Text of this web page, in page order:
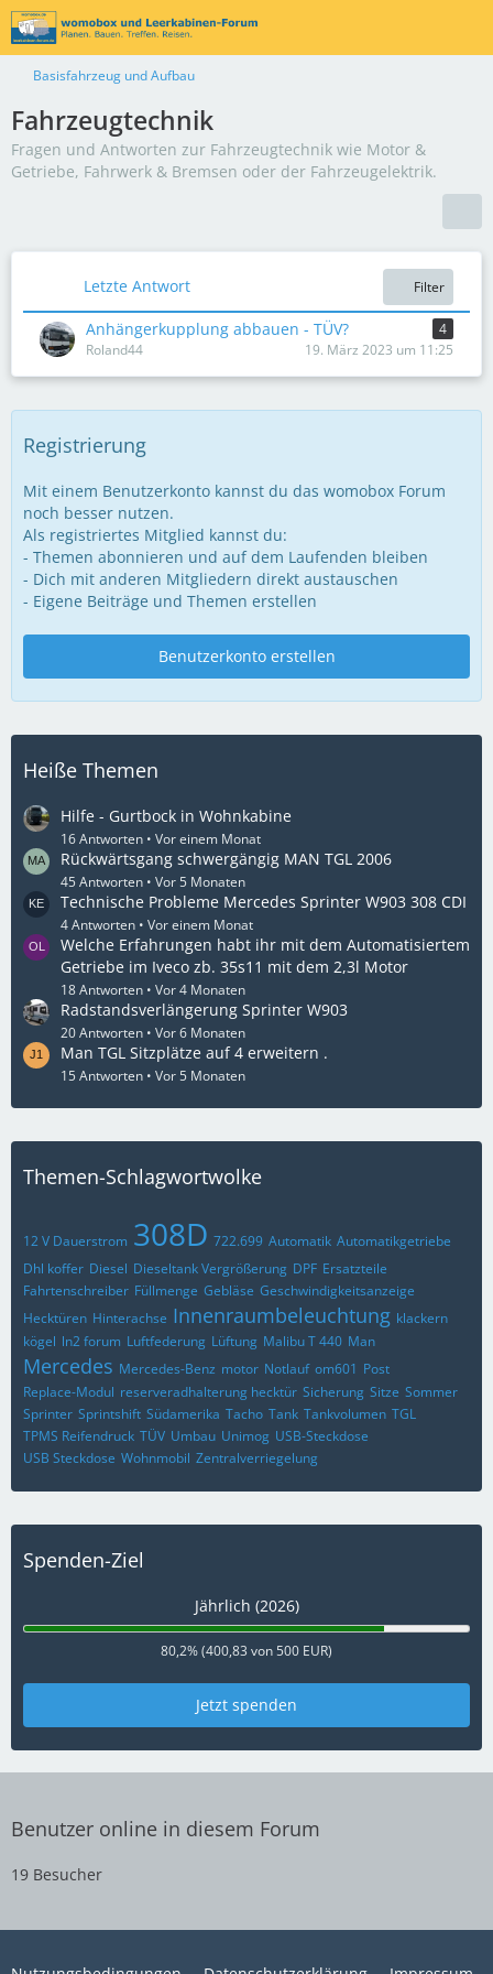
Basisfahrzeug und Aufbau
Fahrzeugtechnik
Fragen und Antworten zur Fahrzeugtechnik wie Motor &
Getriebe, Fahrwerk & Bremsen oder der Fahrzeugelektrik.
Letzte Antwort Filter
Anhängerkupplung abbauen - TÜV?
4
Roland44
19. März 2023 um 11:25
Registrierung
Mit einem Benutzerkonto kannst du das womobox Forum
noch besser nutzen.
Als registriertes Mitglied kannst du:
- Themen abonnieren und auf dem Laufenden bleiben
- Dich mit anderen Mitgliedern direkt austauschen
- Eigene Beiträge und Themen erstellen
Benutzerkonto erstellen
Heiße Themen
Hilfe - Gurtbock in Wohnkabine
16 Antworten Vor einem Monat
Rückwärtsgang schwergängig MAN TGL 2006
45 Antworten Vor 5 Monaten
Technische Probleme Mercedes Sprinter W903 308 CDI
4 Antworten Vor einem Monat
Welche Erfahrungen habt ihr mit dem Automatisiertem
Getriebe im Iveco zb. 35s11 mit dem 2,3l Motor
18 Antworten Vor 4 Monaten
Radstandsverlängerung Sprinter W903
20 Antworten Vor 6 Monaten
Man TGL Sitzplätze auf 4 erweitern .
15 Antworten Vor 5 Monaten
Themen-Schlagwortwolke
12 V Dauerstrom 308D 722.699 Automatik Automatikgetriebe
Dhl koffer Diesel Dieseltank Vergrößerung DPF Ersatzteile
Fahrtenschreiber Füllmenge Gebläse Geschwindigkeitsanzeige
Hecktüren Hinterachse Innenraumbeleuchtung klackern
kögel ln2 forum Luftfederung Lüftung Malibu T 440 Man
Mercedes Mercedes-Benz motor Notlauf om601 Post
Replace-Modul reserveradhalterung hecktür Sicherung Sitze Sommer
Sprinter Sprintshift Südamerika Tacho Tank Tankvolumen TGL
TPMS Reifendruck TÜV Umbau Unimog USB-Steckdose
USB Steckdose Wohnmobil Zentralverriegelung
Spenden-Ziel
Jährlich (2026)
80,2% (400,83 von 500 EUR)
Jetzt spenden
Benutzer online in diesem Forum
19 Besucher